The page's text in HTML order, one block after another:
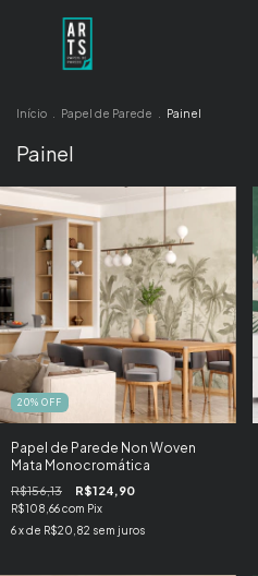
Início Papel de Parede Painel
Painel
20% OFF
Papel de Parede Non Woven
Mata Monocromática
R$156,13 R$124,90
R$108,66com Pix
6x de R$20,82 sem juros